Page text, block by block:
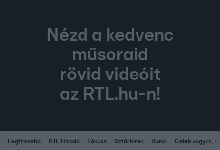
Nézd a kedvenc
műsoraid
rövid videóit
az RTL.hu-n!
Legfrissebb RTL Híradó Fókusz Sztárhírek Randi Celeb vagyok,